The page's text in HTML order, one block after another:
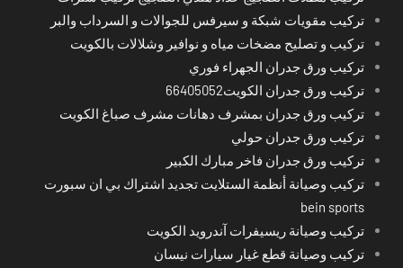
تركيب مقويات شبكة و سيرفس للجوالات و السرداب والبر
تركيب و تصليح مضخات مياه و نوافير وشلالات بالكويت
تركيب ورق جدران الجهراء فوري
تركيب ورق جدران الكويت66405052
تركيب ورق جدران بمشرف دهانات مشرف صباغ الكويت
تركيب ورق جدران حولي
تركيب ورق جدران فاخر مبارك الكبير
تركيب وصيانة أنظمة الستلايت تجديد اشتراك بي ان سبورت
bein sports
تركيب وصيانة ريسيفرات آندرويد الكويت
تركيب وصيانة قطع غيار سيارات نيسان